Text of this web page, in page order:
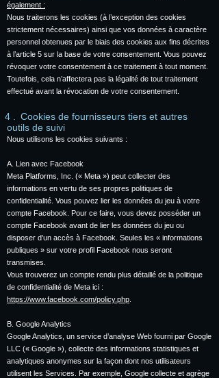
également :
Nous traiterons les cookies (à l’exception des cookies
strictement nécessaires) ainsi que vos données à caractère
personnel obtenues par le biais des cookies aux fins décrites
à l’article 5 sur la base de votre consentement. Vous pouvez
révoquer votre consentement à ce traitement à tout moment.
Toutefois, cela n’affectera pas la légalité de tout traitement
effectué avant la révocation de votre consentement.
Cookies de fournisseurs tiers et autres
outils de suivi
Nous utilisons les cookies suivants :
A. Lien avec Facebook
Meta Platforms, Inc. (« Meta ») peut collecter des
informations en vertu de ses propres politiques de
confidentialité. Vous pouvez lier les données du jeu à votre
compte Facebook. Pour ce faire, vous devez posséder un
compte Facebook avant de lier les données du jeu ou
disposer d’un accès à Facebook. Seules les « informations
publiques » sur votre profil Facebook nous seront
transmises.
Vous trouverez un compte rendu plus détaillé de la politique
de confidentialité de Meta ici :
https://www.facebook.com/policy.php
B. Google Analytics
Google Analytics, un service d’analyse Web fourni par Google
LLC (« Google »), collecte des informations statistiques et
analytiques anonymes sur la façon dont nos utilisateurs
utilisent les Services. Par exemple, Google collecte et agrège